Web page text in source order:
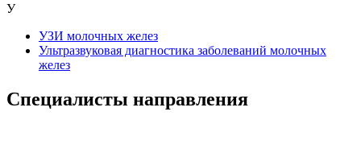
У
УЗИ молочных желез
Ультразвуковая диагностика заболеваний молочных
желез
Специалисты направления